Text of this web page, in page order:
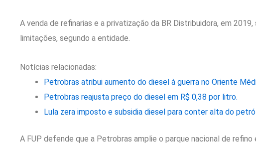
A venda de refinarias e a privatização da BR Distribuidora, em
limitações, segundo a entidade.
Notícias relacionadas:
Petrobras atribui aumento do diesel à guerra no Oriente
Petrobras reajusta preço do diesel em R$ 0,38 por litro.
Lula zera imposto e subsidia diesel para conter alta do
A FUP defende que a Petrobras amplie o parque nacional de